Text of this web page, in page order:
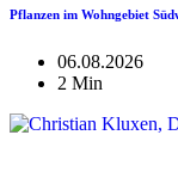
Pflanzen im Wohngebiet
06.08.2026
2 Min